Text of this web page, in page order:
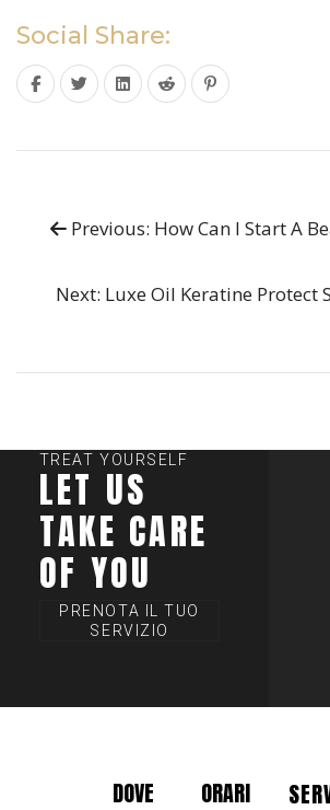
Social Share:
Previous: How Can I Start A
Next: Luxe Oil Keratine Protect
TREAT YOURSELF
LET US
TAKE CARE
OF YOU
PRENOTA IL TUO
SERVIZIO
DOVE ORARI